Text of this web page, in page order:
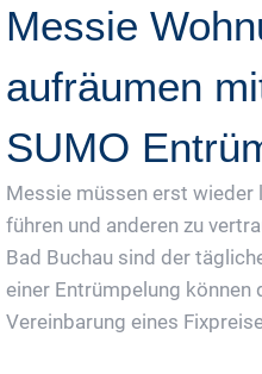
Messie
aufräumen
SUMO
Messie müssen erst wieder
führen und anderen zu
Bad Buchau sind der
einer Entrümpelung können
Vereinbarung eines